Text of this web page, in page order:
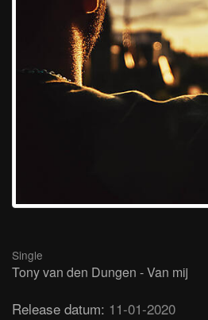
Single
Tony van den Dungen - Van mij
Release datum: 11-01-2020